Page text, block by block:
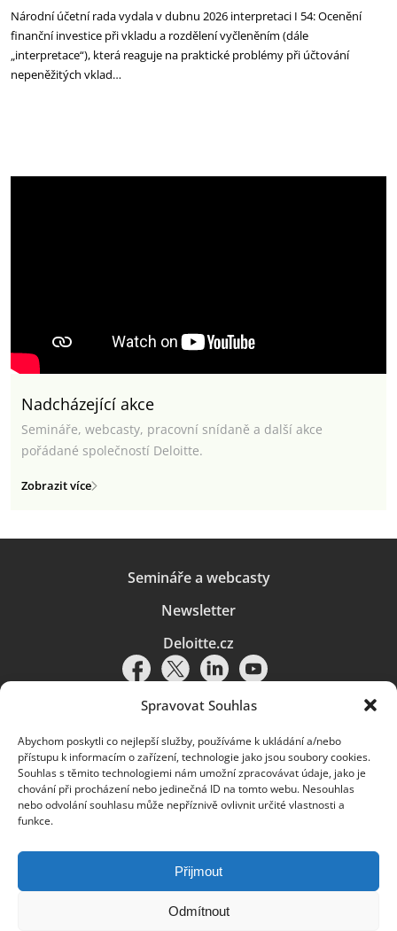
Spravovat Souhlas
Abychom poskytli co nejlepší služby, používáme k ukládání a/nebo
přístupu k informacím o zařízení, technologie jako jsou soubory cookies.
Souhlas s těmito technologiemi nám umožní zpracovávat údaje, jako je
chování při procházení nebo jedinečná ID na tomto webu. Nesouhlas
nebo odvolání souhlasu může nepříznivě ovlivnit určité vlastnosti a
funkce.
Přijmout
Odmítnout
Národní účetní rada vydala v dubnu 2026 interpretaci I 54: Ocenění
finanční investice při vkladu a rozdělení vyčleněním (dále
„interpretace“), která reaguje na praktické problémy při účtování
nepeněžitých vklad…
Nadcházející akce
Semináře, webcasty, pracovní snídaně a další akce
pořádané společností Deloitte.
Zobrazit více
Semináře a webcasty
Newsletter
Deloitte.cz
Pravidla používání|Ochrana osobních údajů|Soubory cookies |
Deloitte.cz
© 2026. Více informací najdete vPravidlech používání.
Deloitte označuje jednu či více společností globální sítě členských
a přidružené subjekty (souhrnně „organizace Deloitte“). Společnost DTTL
(rovněž označovaná jako „Deloitte Global“) a každá z jejích členských
společností a jejich přidružených subjektů je samostatným a nezávislým
právním subjektem, který není oprávněn zavazovat nebo přijímat závazky
za jinou z těchto členských společností a jejich přidružených subjektů ve